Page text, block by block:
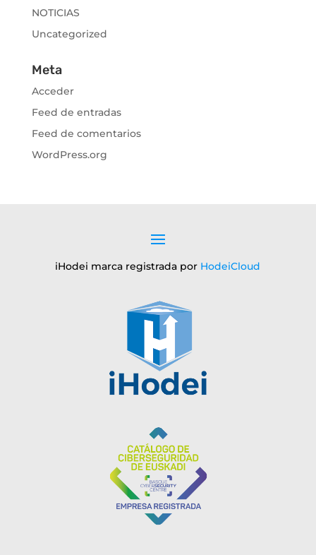
NOTICIAS
Uncategorized
Meta
Acceder
Feed de entradas
Feed de comentarios
WordPress.org
iHodei marca registrada por HodeiCloud